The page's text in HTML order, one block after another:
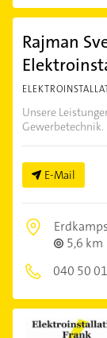
Rajman
Unsere
Gewerbetechnik.
E-Mail
5,6 km
040 50